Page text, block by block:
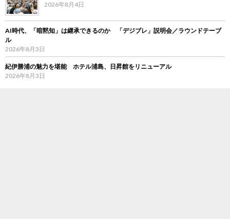
2026年8月4日
AI時代、「暗黙知」は継承できるのか 「デジブレ」説明会／ラウンドテーブ
ル
2026年8月3日
紀伊勝浦の魅力を堪能 ホテル浦島、日昇館をリニューアル
2026年8月3日